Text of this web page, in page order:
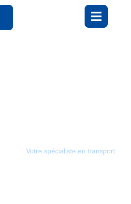
Votre spécialiste en transport